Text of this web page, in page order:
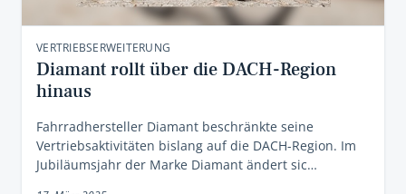
VERTRIEBSERWEITERUNG
Diamant rollt über die DACH-Region
hinaus
Fahrradhersteller Diamant beschränkte seine
Vertriebsaktivitäten bislang auf die DACH-Region. Im
Jubiläumsjahr der Marke Diamant ändert sic…